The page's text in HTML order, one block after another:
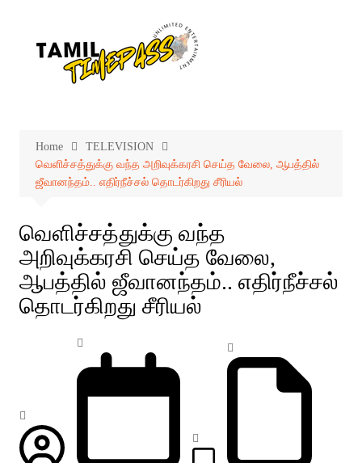
Home
TELEVISION
வெளிச்சத்துக்கு வந்த அறிவுக்கரசி செய்த வேலை, ஆபத்தில்
ஜீவானந்தம்.. எதிர்நீச்சல் தொடர்கிறது சீரியல்
வெளிச்சத்துக்கு வந்த
அறிவுக்கரசி செய்த வேலை,
ஆபத்தில் ஜீவானந்தம்.. எதிர்நீச்சல்
தொடர்கிறது சீரியல்